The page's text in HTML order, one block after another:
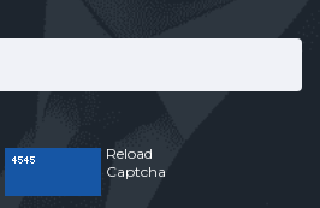
Reload
Captcha